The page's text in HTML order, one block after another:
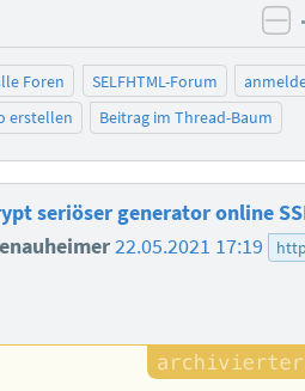
Foren SELFHTML-Forum
erstellen
Beitrag im Thread-Baum
seriöser generator online
22.05.2021 17:19